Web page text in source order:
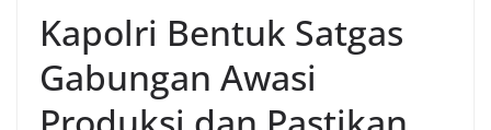
Kapolri Bentuk Satgas
Gabungan Awasi